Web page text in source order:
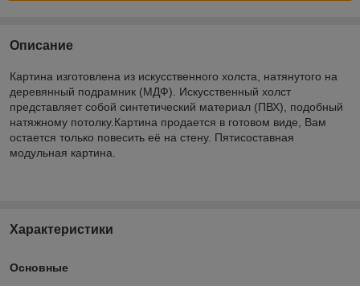
Описание
Картина изготовлена из искусственного холста, натянутого на
деревянный подрамник (МДФ). Искусственный холст
представляет собой синтетический материал (ПВХ), подобный
натяжному потолку.Картина продается в готовом виде, Вам
остается только повесить её на стену. Пятисоставная
модульная картина.
Характеристики
Основные